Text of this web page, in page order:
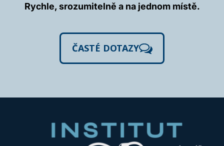
Rychle, srozumitelně a na jednom místě.
ČASTÉ DOTAZY